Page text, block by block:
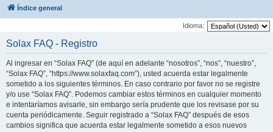
Índice general
Idioma:
Solax FAQ - Registro
Al ingresar en “Solax FAQ” (de aquí en adelante “nosotros”, “nos”, “nuestro”,
“Solax FAQ”, “https://www.solaxfaq.com”), usted acuerda estar legalmente
sometido a los siguientes términos. En caso contrario por favor no se registre
y/o use “Solax FAQ”. Podemos cambiar estos términos en cualquier momento
e intentaríamos avisarle, sin embargo sería prudente que los revisase por su
cuenta periódicamente. Seguir registrado a “Solax FAQ” después de esos
cambios significa que acuerda estar legalmente sometido a esos nuevos